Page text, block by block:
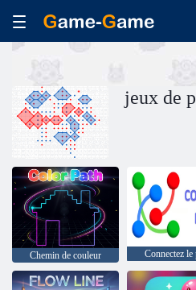
jeux de
Chemin de couleur Connectez le